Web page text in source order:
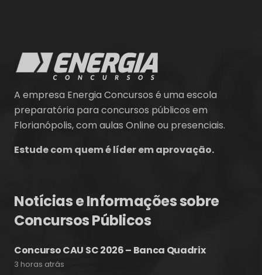
A empresa Energia Concursos é uma escola
preparatória para concursos públicos em
Florianópolis, com aulas Online ou presenciais.
Estude com quem é líder em aprovação.
Notícias e Informações sobre
Concursos Públicos
Concurso CAU SC 2026 – Banca Quadrix
3 horas atrás